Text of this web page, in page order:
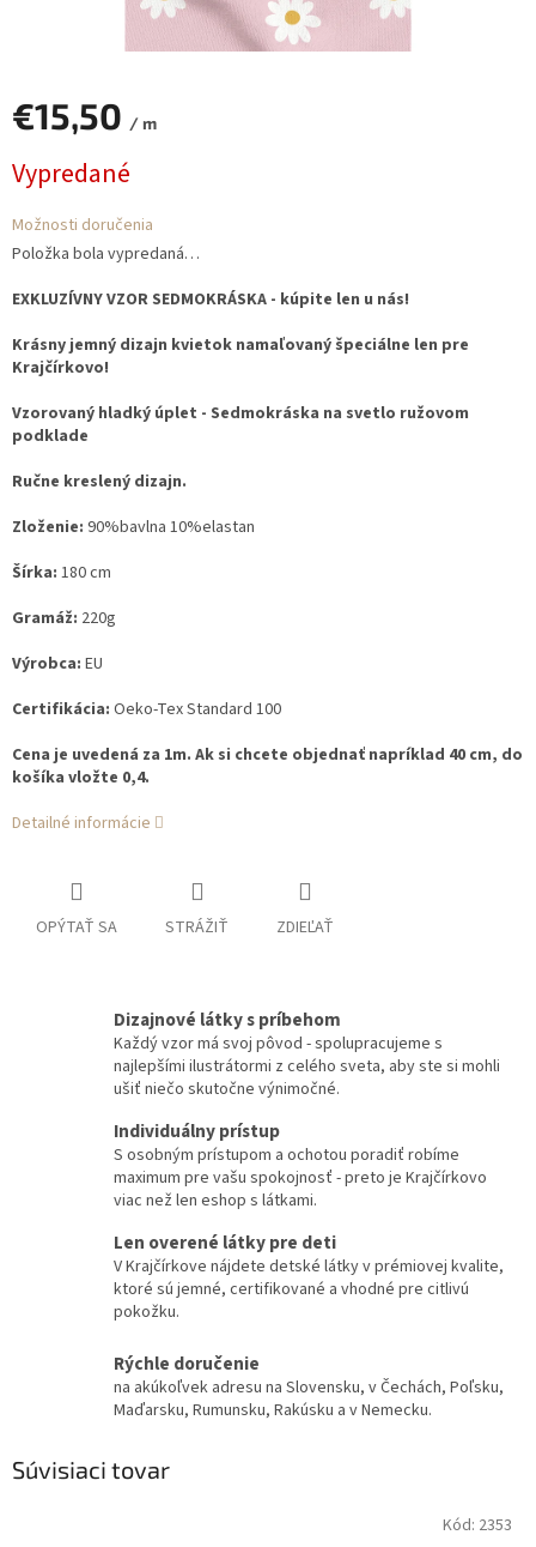
€15,50 / m
cena:
Vypredané
Možnosti doručenia
Položka bola vypredaná…
EXKLUZÍVNY VZOR SEDMOKRÁSKA - kúpite len u nás!
Krásny jemný dizajn kvietok namaľovaný špeciálne len pre
Krajčírkovo!
Vzorovaný hladký úplet - Sedmokráska na svetlo ružovom
podklade
Ručne kreslený dizajn.
Zloženie: 90%bavlna 10%elastan
Šírka: 180 cm
Gramáž: 220g
Výrobca: EU
Certifikácia: Oeko-Tex Standard 100
Cena je uvedená za 1m. Ak si chcete objednať napríklad 40 cm, do
košíka vložte 0,4.
Detailné informácie
OPÝTAŤ SA STRÁŽIŤ ZDIEĽAŤ
Dizajnové látky s príbehom
Každý vzor má svoj pôvod - spolupracujeme s
najlepšími ilustrátormi z celého sveta, aby ste si mohli
ušiť niečo skutočne výnimočné.
Individuálny prístup
S osobným prístupom a ochotou poradiť robíme
maximum pre vašu spokojnosť - preto je Krajčírkovo
viac než len eshop s látkami.
Len overené látky pre deti
V Krajčírkove nájdete detské látky v prémiovej kvalite,
ktoré sú jemné, certifikované a vhodné pre citlivú
pokožku.
Rýchle doručenie
na akúkoľvek adresu na Slovensku, v Čechách, Poľsku,
Maďarsku, Rumunsku, Rakúsku a v Nemecku.
Súvisiaci tovar
Kód: 2353